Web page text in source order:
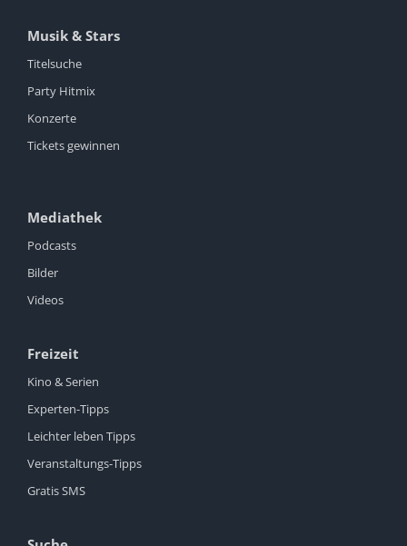
Musik & Stars
Titelsuche
Party Hitmix
Konzerte
Tickets gewinnen
Mediathek
Podcasts
Bilder
Videos
Freizeit
Kino & Serien
Experten-Tipps
Leichter leben Tipps
Veranstaltungs-Tipps
Gratis SMS